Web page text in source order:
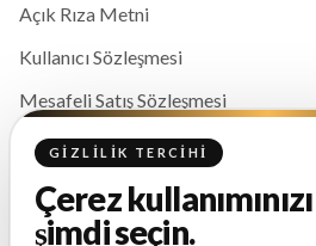
Açık Rıza Metni
Kullanıcı Sözleşmesi
Mesafeli Satış Sözleşmesi
Gizlilik ve Çerez Politikası
İletişim
GIZLILIK TERCIHI
Çerez kullanımınızı
şimdi seçin.